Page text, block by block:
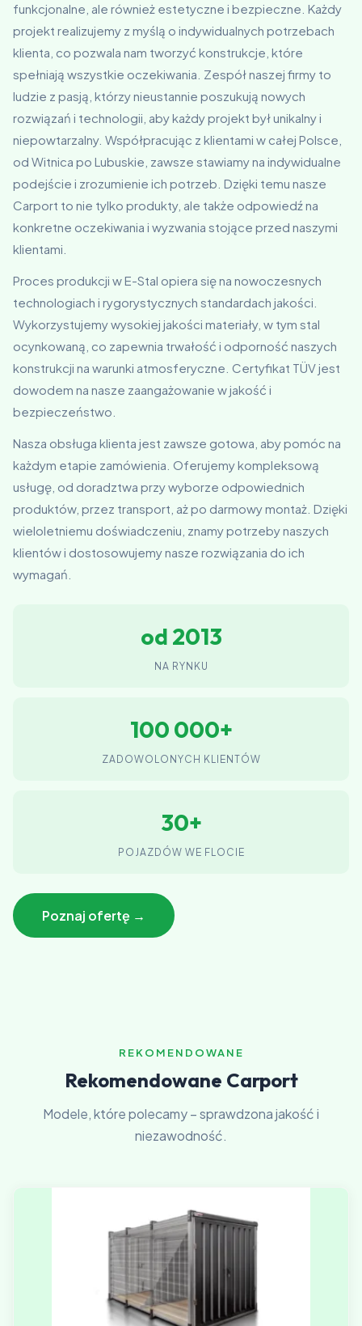
funkcjonalne, ale również estetyczne i bezpieczne. Każdy
projekt realizujemy z myślą o indywidualnych potrzebach
klienta, co pozwala nam tworzyć konstrukcje, które
spełniają wszystkie oczekiwania. Zespół naszej firmy to
ludzie z pasją, którzy nieustannie poszukują nowych
rozwiązań i technologii, aby każdy projekt był unikalny i
niepowtarzalny. Współpracując z klientami w całej Polsce,
od Witnica po Lubuskie, zawsze stawiamy na indywidualne
podejście i zrozumienie ich potrzeb. Dzięki temu nasze
Carport to nie tylko produkty, ale także odpowiedź na
konkretne oczekiwania i wyzwania stojące przed naszymi
klientami.
Proces produkcji w E-Stal opiera się na nowoczesnych
technologiach i rygorystycznych standardach jakości.
Wykorzystujemy wysokiej jakości materiały, w tym stal
ocynkowaną, co zapewnia trwałość i odporność naszych
konstrukcji na warunki atmosferyczne. Certyfikat TÜV jest
dowodem na nasze zaangażowanie w jakość i
bezpieczeństwo.
Nasza obsługa klienta jest zawsze gotowa, aby pomóc na
każdym etapie zamówienia. Oferujemy kompleksową
usługę, od doradztwa przy wyborze odpowiednich
produktów, przez transport, aż po darmowy montaż. Dzięki
wieloletniemu doświadczeniu, znamy potrzeby naszych
klientów i dostosowujemy nasze rozwiązania do ich
wymagań.
od 2013
NA RYNKU
100 000+
ZADOWOLONYCH KLIENTÓW
30+
POJAZDÓW WE FLOCIE
Poznaj ofertę →
REKOMENDOWANE
Rekomendowane Carport
Modele, które polecamy – sprawdzona jakość i
niezawodność.